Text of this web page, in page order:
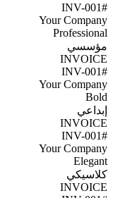
#INV-001
Your Company
Professional
مؤسسي
INVOICE
#INV-001
Your Company
Bold
إبداعي
INVOICE
#INV-001
Your Company
Elegant
كلاسيكي
INVOICE